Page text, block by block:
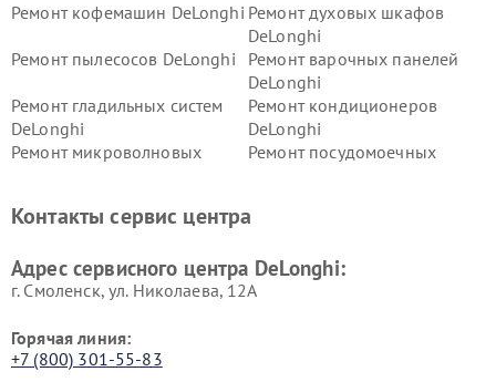
Ремонт кофемашин DeLonghi Ремонт духовых шкафов
DeLonghi
Ремонт пылесосов DeLonghi
Ремонт варочных панелей
DeLonghi
Ремонт гладильных систем
DeLonghi
Ремонт кондиционеров
DeLonghi
Ремонт микроволновых
Ремонт посудомоечных
DeLonghi
DeLonghi
Контакты сервис центра
Адрес сервисного центра DeLonghi:
г. Смоленск, ул. Николаева, 12А
Горячая линия:
+7 (800) 301-55-83